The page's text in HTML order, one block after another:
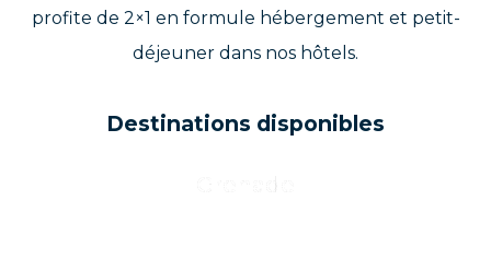
profite de 2×1 en formule hébergement et petit-
déjeuner dans nos hôtels.
Destinations disponibles
Grenade